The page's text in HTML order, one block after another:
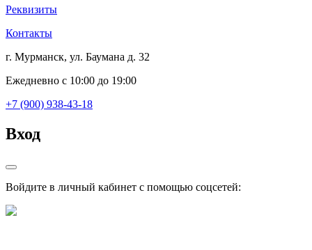
Реквизиты
Контакты
г. Мурманск, ул. Баумана д. 32
Ежедневно с 10:00 до 19:00
+7 (900) 938-43-18
Вход
Войдите в личный кабинет с помощью соцсетей: